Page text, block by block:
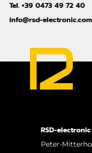
Tel. +39 0473 49 72 40
info@rsd-electronic.com
RSD-
Peter-